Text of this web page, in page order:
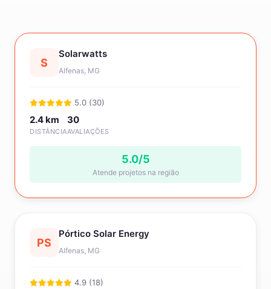
S
Solarwatts
Alfenas, MG
5.0 (30)
2.4 km
DISTÂNCIA
30
AVALIAÇÕES
5.0/5
Atende projetos na região
PS
Pórtico Solar Energy
Alfenas, MG
4.9 (18)